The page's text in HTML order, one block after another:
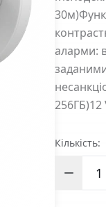
аларми:
256ГБ)12
Кількість: